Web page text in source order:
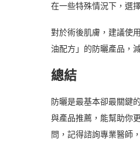
在一些特殊情況下，選
對於術後肌膚，建議使
油配方」的防曬產品，
總結
防曬是最基本卻最關鍵
與產品推薦，能幫助你
問，記得諮詢專業醫師